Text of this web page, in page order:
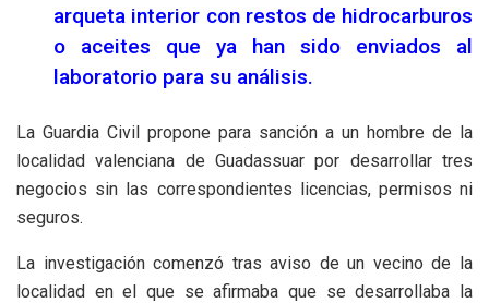
arqueta interior con restos de hidrocarburos
o aceites que ya han sido enviados al
laboratorio para su análisis.
La Guardia Civil propone para sanción a un hombre de la
localidad valenciana de Guadassuar por desarrollar tres
negocios sin las correspondientes licencias, permisos ni
seguros.
La investigación comenzó tras aviso de un vecino de la
localidad en el que se afirmaba que se desarrollaba la